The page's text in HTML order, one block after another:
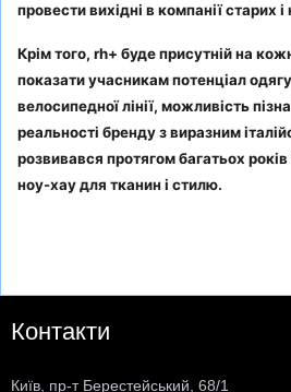
провести вихідні в компанії старих і
Крім того, rh+ буде присутній на
показати учасникам потенціал
велосипедної лінії, можливість
реальності бренду з виразним
розвивався протягом багатьох
ноу-хау для тканин і стилю.
Контакти
Київ, пр-т Берестейський, 68/1